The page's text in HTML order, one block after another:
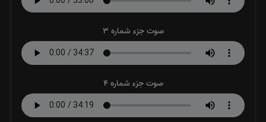
صوت جزء شماره 3
صوت جزء شماره 4